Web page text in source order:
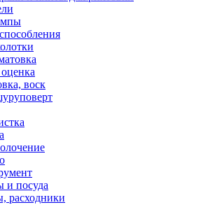
воск
и посуда
расходники